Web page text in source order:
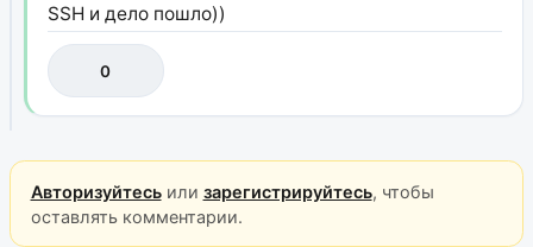
SSH и дело пошло))
0
Авторизуйтесьили зарегистрируйтесь, чтобы
оставлять комментарии.